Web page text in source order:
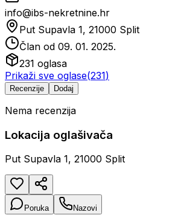
info@ibs-nekretnine.hr
Put Supavla 1, 21000 Split
Član od 09. 01. 2025.
231 oglasa
Prikaži sve oglase(231)
Recenzije Dodaj
Nema recenzija
Lokacija oglašivača
Put Supavla 1, 21000 Split
Poruka Nazovi